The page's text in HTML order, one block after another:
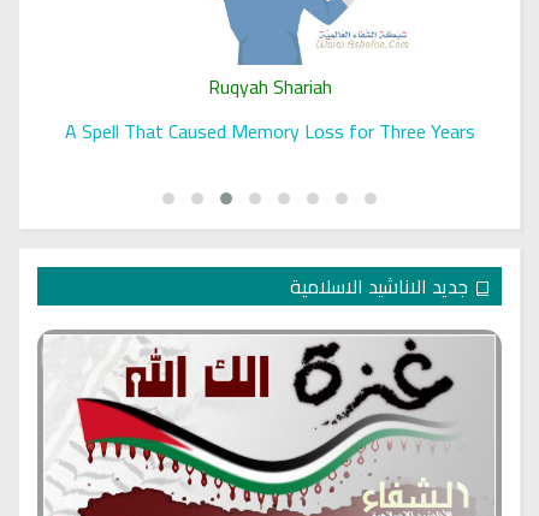
Ruqyah Shariah
A Spell That Caused Memory Loss for Three Years
جديد الاناشيد الاسلامية